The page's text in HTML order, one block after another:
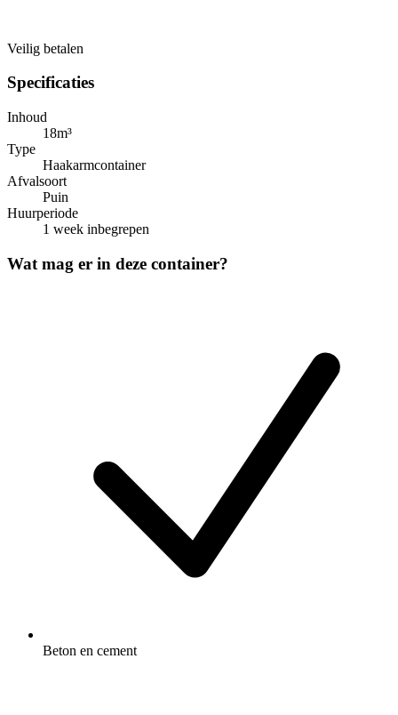
Veilig betalen
Specificaties
Inhoud
18m³
Type
Haakarmcontainer
Afvalsoort
Puin
Huurperiode
1 week inbegrepen
Wat mag er in deze container?
Beton en cement